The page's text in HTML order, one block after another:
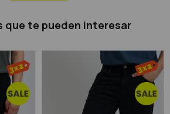
que te pueden interesar